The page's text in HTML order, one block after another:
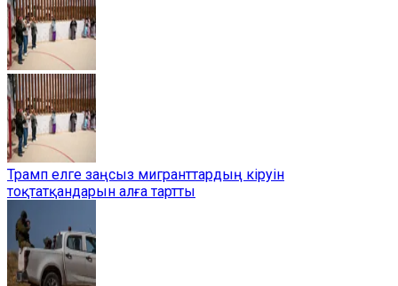
Трамп елге заңсыз мигранттардың кіруін
тоқтатқандарын алға тартты